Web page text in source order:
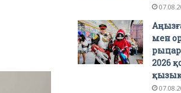
мен
2026